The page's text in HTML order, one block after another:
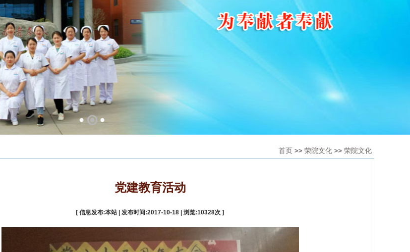
首页 >> 荣院文化 >> 荣院文化
党建教育活动
[ 信息发布:本站 | 发布时间:2017-10-18 | 浏览:10328次 ]